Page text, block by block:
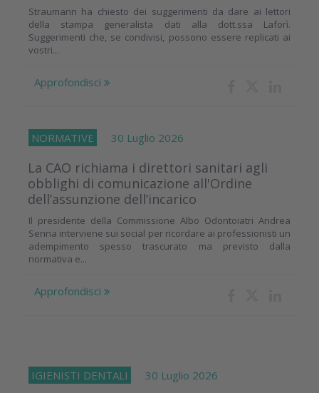
Straumann ha chiesto dei suggerimenti da dare ai lettori
della stampa generalista dati alla dott.ssa Laforì.
Suggerimenti che, se condivisi, possono essere replicati ai
vostri...
Approfondisci
NORMATIVE 30 Luglio 2026
La CAO richiama i direttori sanitari agli
obblighi di comunicazione all'Ordine
dell’assunzione dell’incarico
Il presidente della Commissione Albo Odontoiatri Andrea
Senna interviene sui social per ricordare ai professionisti un
adempimento spesso trascurato ma previsto dalla
normativa e...
Approfondisci
IGIENISTI DENTALI 30 Luglio 2026